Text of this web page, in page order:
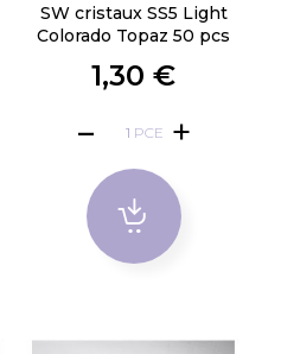
SW cristaux SS5 Light
Colorado Topaz 50 pcs
1,30 €
PCE